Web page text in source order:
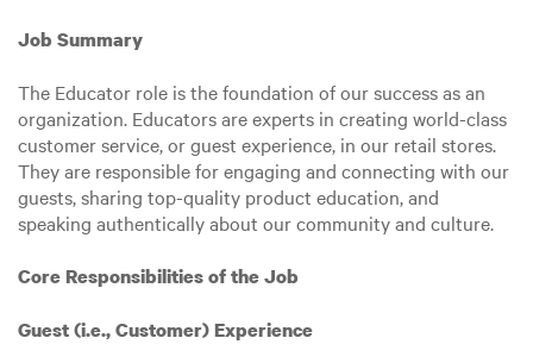
Job Summary
The Educator role is the foundation of our success as an
organization. Educators are experts in creating world-class
customer service, or guest experience, in our retail stores.
They are responsible for engaging and connecting with our
guests, sharing top-quality product education, and
speaking authentically about our community and culture.
Core Responsibilities of the Job
Guest (i.e., Customer) Experience